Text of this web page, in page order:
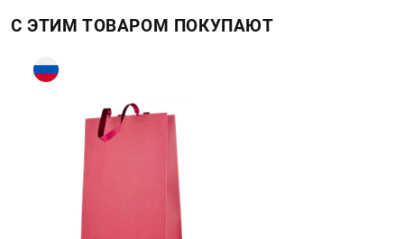
С ЭТИМ ТОВАРОМ ПОКУПАЮТ